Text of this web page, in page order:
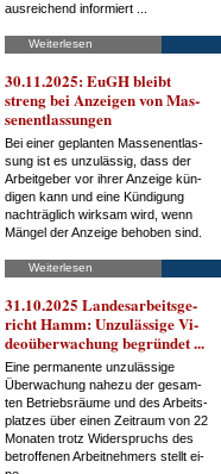
aus­rei­chend in­for­miert ...
Weiterlesen
30.11.2025: EuGH bleibt
streng bei An­zei­gen von Mas­
sen­ent­las­sun­gen
Bei ei­ner ge­plan­ten Mas­sen­ent­las­
sung ist es un­zu­läs­sig, dass der
Ar­beit­ge­ber vor ih­rer An­zei­ge kün­
di­gen kann und ei­ne Kün­di­gung
nach­träg­lich wirk­sam wird, wenn
Män­gel der An­zei­ge be­ho­ben sind.
Weiterlesen
31.10.2025 Lan­des­ar­beits­ge­
richt Hamm: Un­zu­läs­si­ge Vi­
deo­über­wa­chung be­grün­det ...
Ei­ne per­ma­nen­te un­zu­läs­si­ge
Über­wa­chung na­he­zu der ge­sam­
ten Be­triebs­räu­me und des Ar­beits­
plat­zes über ei­nen Zeit­raum von 22
Mo­na­ten trotz Wi­der­spruchs des
be­trof­fe­nen Ar­beit­neh­mers stellt ei­